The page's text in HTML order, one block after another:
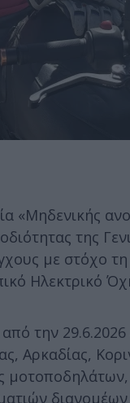
«Μηδενικής
της
με στόχο
Ηλεκτρικό
την
Αρκαδίας,